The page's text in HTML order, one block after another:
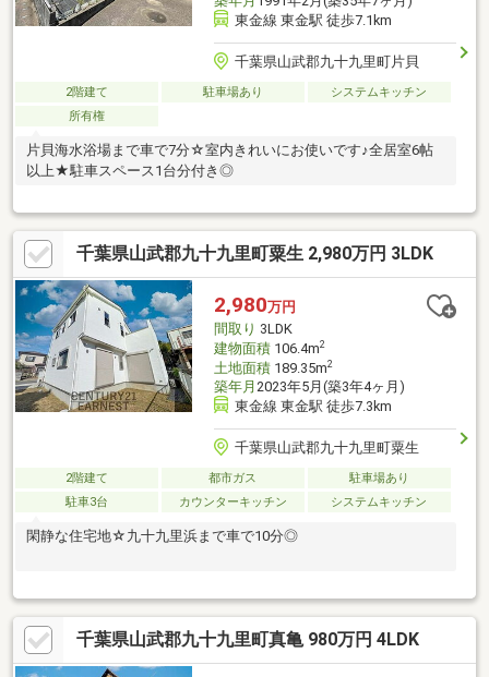
東金線 東金駅 徒歩7.1km
千葉県山武郡九十九里町片貝
2階建て 駐車場あり
システムキッチン
所有権
片貝海水浴場まで車で7分☆室内きれいにお使いです♪全居室6帖
以上★駐車スペース1台分付き◎
千葉県山武郡九十九里町粟生 2,980万円 3LDK
2,980万円
間取り 3LDK
建物面積106.4m2
土地面積189.35m2
築年月 2023年5月(築3年4ヶ月)
東金線 東金駅 徒歩7.3km
千葉県山武郡九十九里町粟生
2階建て 都市ガス
駐車場あり
駐車3台
カウンターキッチン システムキッチン
閑静な住宅地☆九十九里浜まで車で10分◎
千葉県山武郡九十九里町真亀 980万円 4LDK